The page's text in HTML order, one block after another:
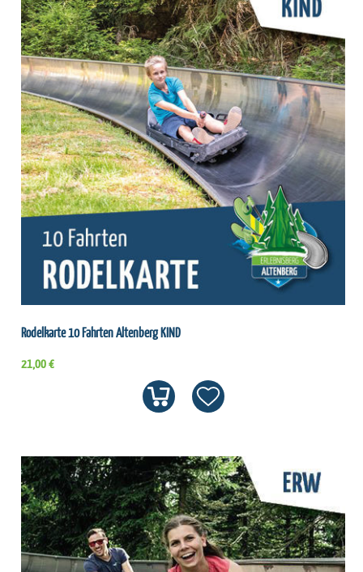
Rodelkarte 10 Fahrten Altenberg KIND
21,00 €